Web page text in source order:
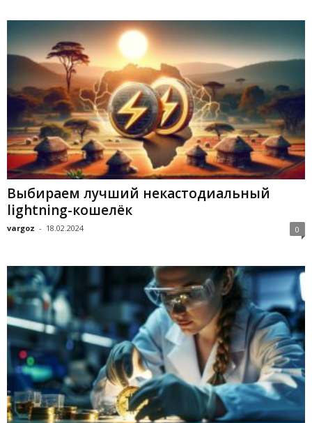
Выбираем лучший некастодиальный
lightning-кошелёк
vargoz - 18.02.2024 0